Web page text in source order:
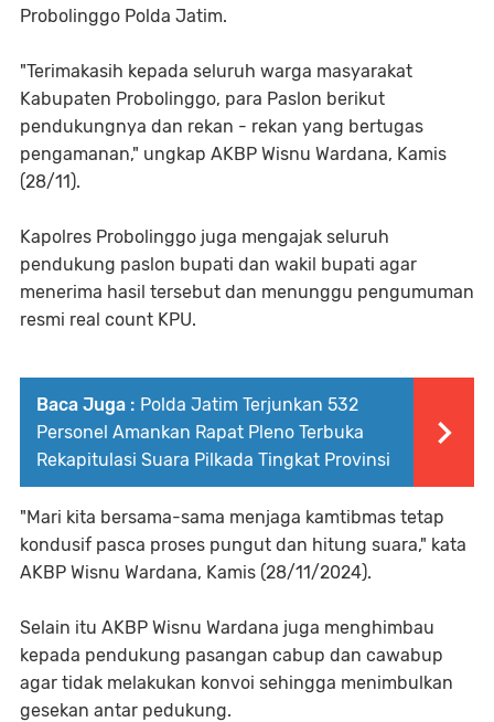
Probolinggo Polda Jatim.
"Terimakasih kepada seluruh warga masyarakat
Kabupaten Probolinggo, para Paslon berikut
pendukungnya dan rekan - rekan yang bertugas
pengamanan," ungkap AKBP Wisnu Wardana, Kamis
(28/11).
Kapolres Probolinggo juga mengajak seluruh
pendukung paslon bupati dan wakil bupati agar
menerima hasil tersebut dan menunggu pengumuman
resmi real count KPU.
Baca Juga : Polda Jatim Terjunkan 532
Personel Amankan Rapat Pleno Terbuka
Rekapitulasi Suara Pilkada Tingkat Provinsi
"Mari kita bersama-sama menjaga kamtibmas tetap
kondusif pasca proses pungut dan hitung suara," kata
AKBP Wisnu Wardana, Kamis (28/11/2024).
Selain itu AKBP Wisnu Wardana juga menghimbau
kepada pendukung pasangan cabup dan cawabup
agar tidak melakukan konvoi sehingga menimbulkan
gesekan antar pedukung.